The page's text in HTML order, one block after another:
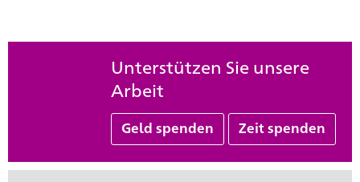
Unterstützen Sie unsere
Arbeit
Geld spenden Zeit spenden